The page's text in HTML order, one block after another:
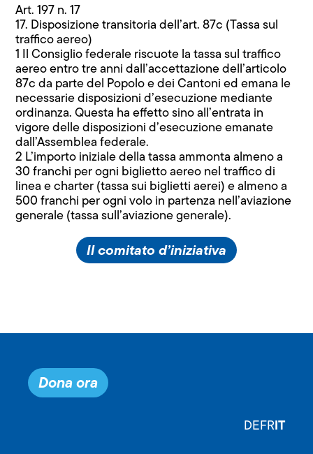
Art. 197 n. 17
17. Disposizione transitoria dell’art. 87c (Tassa sul
traffico aereo)
1 Il Consiglio federale riscuote la tassa sul traffico
aereo entro tre anni dall’accettazione dell’articolo
87c da parte del Popolo e dei Cantoni ed emana le
necessarie disposizioni d’esecuzione mediante
ordinanza. Questa ha effetto sino all’entrata in
vigore delle disposizioni d’esecuzione emanate
dall’Assemblea federale.
2 L’importo iniziale della tassa ammonta almeno a
30 franchi per ogni biglietto aereo nel traffico di
linea e charter (tassa sui biglietti aerei) e almeno a
500 franchi per ogni volo in partenza nell’aviazione
generale (tassa sull’aviazione generale).
Il comitato d’iniziativa
Dona ora
DEFRIT